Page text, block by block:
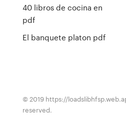
40 libros de cocina en
pdf
El banquete platon pdf
© 2019 https://
reserved.